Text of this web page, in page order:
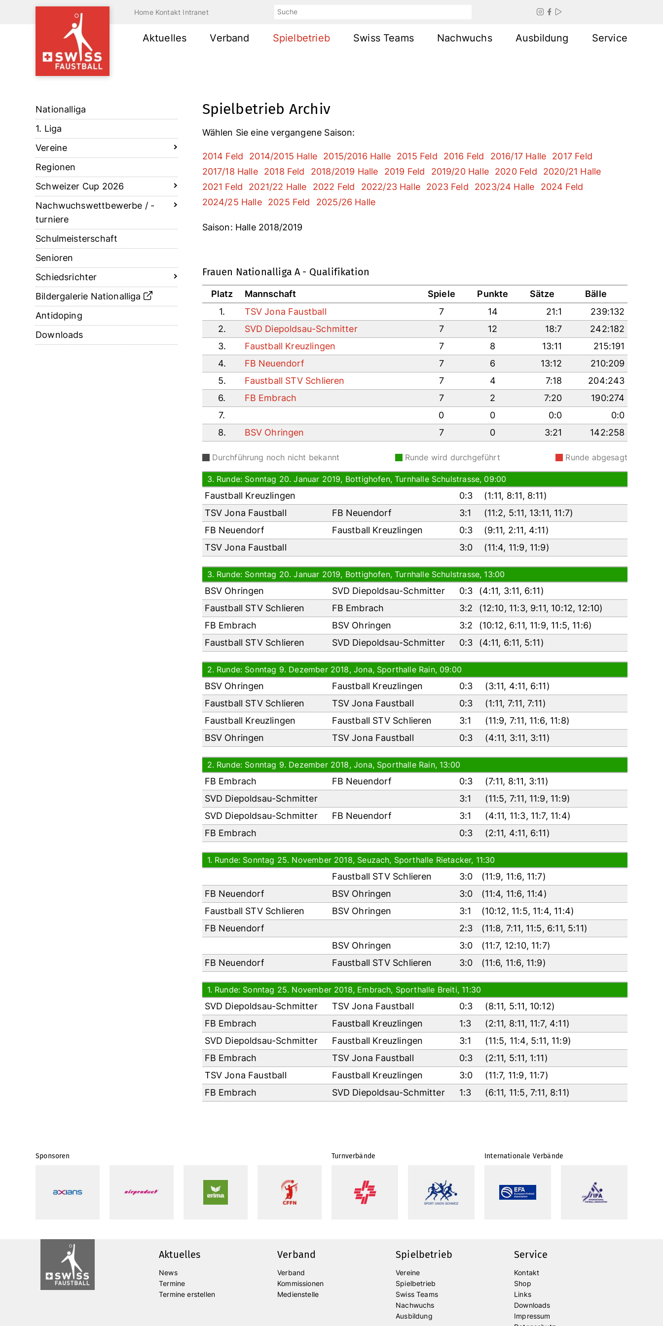
Home Kontakt Intranet Suche   
Aktuelles Verband Spielbetrieb Swiss Teams Nachwuchs Ausbildung Service
Nationalliga
1. Liga
Vereine
Regionen
Schweizer Cup 2026
Nachwuchswettbewerbe / -
turniere
Schulmeisterschaft
Senioren
Schiedsrichter
Bildergalerie Nationalliga
Antidoping
Downloads
Spielbetrieb Archiv
Wählen Sie eine vergangene Saison:
2014 Feld 2014/2015 Halle 2015/2016 Halle 2015 Feld 2016 Feld 2016/17 Halle
2017 Feld
2017/18 Halle
2018 Feld 2018/2019 Halle 2019 Feld 2019/20 Halle 2020 Feld
2020/21 Halle
2021 Feld
2021/22 Halle 2022 Feld 2022/23 Halle 2023 Feld 2023/24 Halle
2024 Feld
2024/25 Halle
2025 Feld 2025/26 Halle
Saison: Halle 2018/2019
Frauen Nationalliga A - Qualifikation
Platz Mannschaft Spiele Punkte Sätze
Bälle
1.
TSV Jona Faustball 7 14 21:1
239:132
2.
SVD Diepoldsau-Schmitter 7 12 18:7
242:182
3.
Faustball Kreuzlingen 7 8 13:11
215:191
4.
FB Neuendorf 7 6 13:12
210:209
5.
Faustball STV Schlieren 7 4 7:18
204:243
6.
FB Embrach 7 2 7:20
190:274
7.
0 0 0:0
0:0
8.
BSV Ohringen 7 0 3:21 142:258
Durchführung noch nicht bekannt Runde wird durchgeführt Runde abgesagt
3. Runde: Sonntag 20. Januar 2019, Bottighofen, Turnhalle Schulstrasse, 09:00
Faustball Kreuzlingen 0:3 (1:11, 8:11, 8:11)
TSV Jona Faustball
FB Neuendorf 3:1 (11:2, 5:11, 13:11, 11:7)
FB Neuendorf
Faustball Kreuzlingen 0:3 (9:11, 2:11, 4:11)
TSV Jona Faustball
3:0 (11:4, 11:9, 11:9)
3. Runde: Sonntag 20. Januar 2019, Bottighofen, Turnhalle Schulstrasse, 13:00
BSV Ohringen SVD Diepoldsau-Schmitter 0:3 (4:11, 3:11, 6:11)
Faustball STV Schlieren
FB Embrach 3:2 (12:10, 11:3, 9:11, 10:12, 12:10)
FB Embrach
BSV Ohringen 3:2 (10:12, 6:11, 11:9, 11:5, 11:6)
Faustball STV Schlieren
SVD Diepoldsau-Schmitter 0:3 (4:11, 6:11, 5:11)
2. Runde: Sonntag 9. Dezember 2018, Jona, Sporthalle Rain, 09:00
BSV Ohringen Faustball Kreuzlingen 0:3 (3:11, 4:11, 6:11)
Faustball STV Schlieren
TSV Jona Faustball 0:3 (1:11, 7:11, 7:11)
Faustball Kreuzlingen
Faustball STV Schlieren 3:1 (11:9, 7:11, 11:6, 11:8)
BSV Ohringen
TSV Jona Faustball 0:3 (4:11, 3:11, 3:11)
2. Runde: Sonntag 9. Dezember 2018, Jona, Sporthalle Rain, 13:00
FB Embrach FB Neuendorf 0:3 (7:11, 8:11, 3:11)
SVD Diepoldsau-Schmitter
3:1 (11:5, 7:11, 11:9, 11:9)
SVD Diepoldsau-Schmitter
FB Neuendorf 3:1 (4:11, 11:3, 11:7, 11:4)
FB Embrach
0:3 (2:11, 4:11, 6:11)
1. Runde: Sonntag 25. November 2018, Seuzach, Sporthalle Rietacker, 11:30
Faustball STV Schlieren 3:0 (11:9, 11:6, 11:7)
FB Neuendorf
BSV Ohringen 3:0 (11:4, 11:6, 11:4)
Faustball STV Schlieren
BSV Ohringen 3:1 (10:12, 11:5, 11:4, 11:4)
FB Neuendorf
2:3 (11:8, 7:11, 11:5, 6:11, 5:11)
BSV Ohringen
3:0 (11:7, 12:10, 11:7)
FB Neuendorf
Faustball STV Schlieren 3:0 (11:6, 11:6, 11:9)
1. Runde: Sonntag 25. November 2018, Embrach, Sporthalle Breiti, 11:30
SVD Diepoldsau-Schmitter TSV Jona Faustball 0:3 (8:11, 5:11, 10:12)
FB Embrach
Faustball Kreuzlingen 1:3 (2:11, 8:11, 11:7, 4:11)
SVD Diepoldsau-Schmitter
Faustball Kreuzlingen 3:1 (11:5, 11:4, 5:11, 11:9)
FB Embrach
TSV Jona Faustball 0:3 (2:11, 5:11, 1:11)
TSV Jona Faustball
Faustball Kreuzlingen 3:0 (11:7, 11:9, 11:7)
FB Embrach
SVD Diepoldsau-Schmitter 1:3 (6:11, 11:5, 7:11, 8:11)
Sponsoren Turnverbände Internationale Verbände
Aktuelles
News
Termine
Termine erstellen
Verband
Verband
Kommissionen
Medienstelle
Spielbetrieb
Vereine
Spielbetrieb
Swiss Teams
Nachwuchs
Ausbildung
Service
Kontakt
Shop
Links
Downloads
Impressum